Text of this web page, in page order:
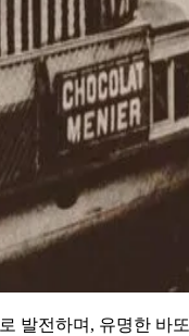
발전하며, 유명한 바